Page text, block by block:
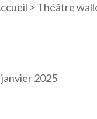
> Théâtre
janvier 2025